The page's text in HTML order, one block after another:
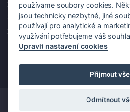
Kup špekáčky od Váhaly a vyhraj s
29.07
Prokop pro Vás vybírá na víkendovku
29.07
Copyright ©2026 Jednota,
používáme soubory cookies.
jsou technicky nezbytné, jiné
používají pro analytické a
využívání potřebujeme váš
Upravit nastavení cookies
Přijmout vše
Odmítnout